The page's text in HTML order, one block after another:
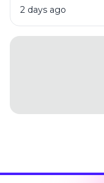
2 days ago